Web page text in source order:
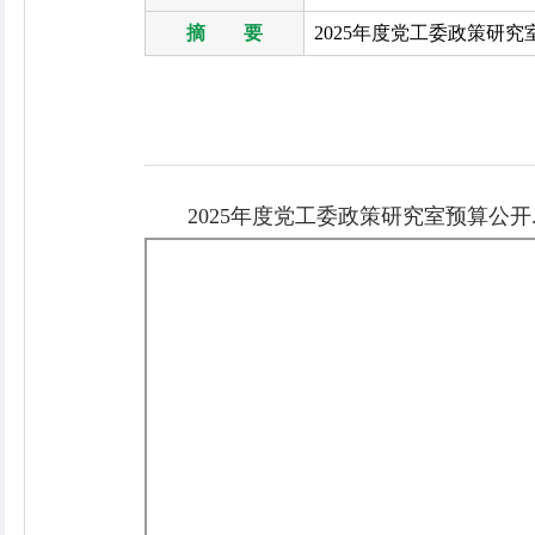
摘 要 2025年度党工委政策研究
2025年度党工委政策研究室预算公